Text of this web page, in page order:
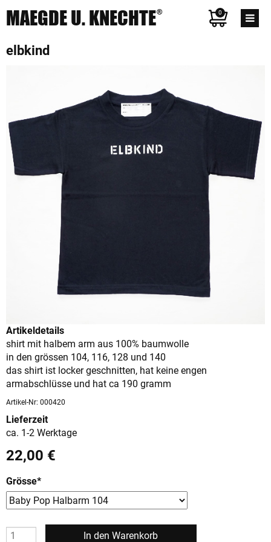
MAEGDE U. KNECHTE® 0
elbkind
Artikeldetails
shirt mit halbem arm aus 100% baumwolle
in den grössen 104, 116, 128 und 140
das shirt ist locker geschnitten, hat keine engen
armabschlüsse und hat ca 190 gramm
Artikel-Nr: 000420
Lieferzeit
ca. 1-2 Werktage
22,00 €
Grösse*